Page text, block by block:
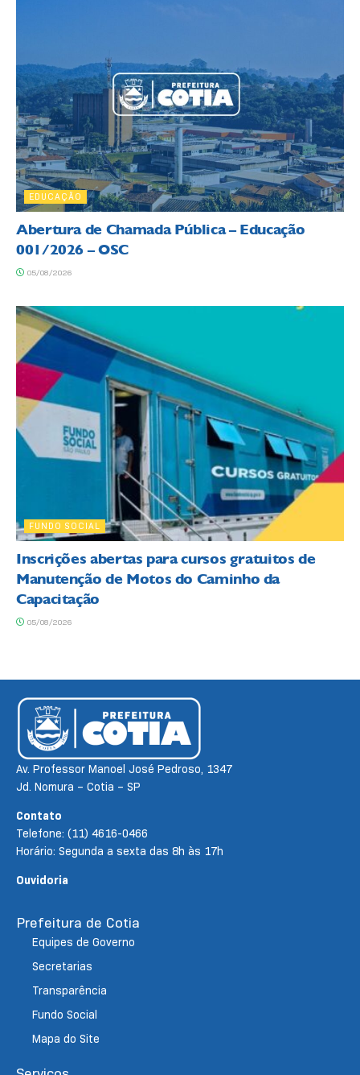
EDUCAÇÃO
Abertura de Chamada Pública – Educação
001/2026 – OSC
05/08/2026
FUNDO SOCIAL
Inscrições abertas para cursos gratuitos de
Manutenção de Motos do Caminho da
Capacitação
05/08/2026
Av. Professor Manoel José Pedroso, 1347
Jd. Nomura – Cotia – SP
Contato
Telefone: (11) 4616-0466
Horário: Segunda a sexta das 8h às 17h
Ouvidoria
Prefeitura de Cotia
Equipes de Governo
Secretarias
Transparência
Fundo Social
Mapa do Site